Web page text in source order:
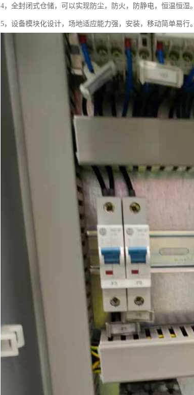
4，全封闭式仓储，可以实现防尘，防火，防静电，恒温恒湿。
5，设备模块化设计，场地适应能力强，安装，移动简单易行。